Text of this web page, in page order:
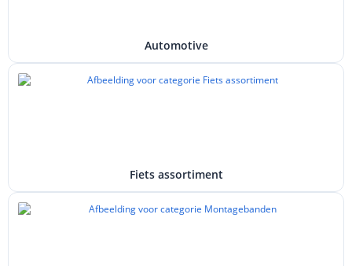
Automotive
Fiets assortiment